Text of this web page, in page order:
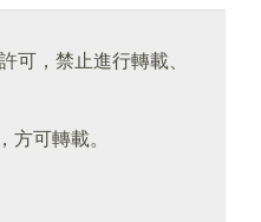
可，禁止進行轉載、
方可轉載。